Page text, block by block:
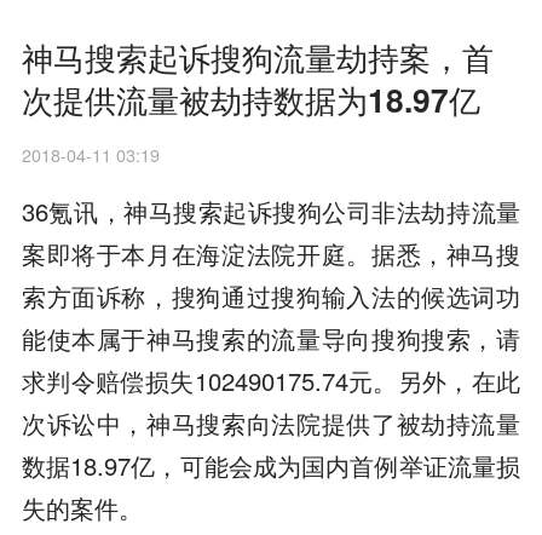
神马搜索起诉搜狗流量劫持案，首
次提供流量被劫持数据为18.97亿
2018-04-11 03:19
36氪讯，神马搜索起诉搜狗公司非法劫持流量
案即将于本月在海淀法院开庭。据悉，神马搜
索方面诉称，搜狗通过搜狗输入法的候选词功
能使本属于神马搜索的流量导向搜狗搜索，请
求判令赔偿损失102490175.74元。另外，在此
次诉讼中，神马搜索向法院提供了被劫持流量
数据18.97亿，可能会成为国内首例举证流量损
失的案件。